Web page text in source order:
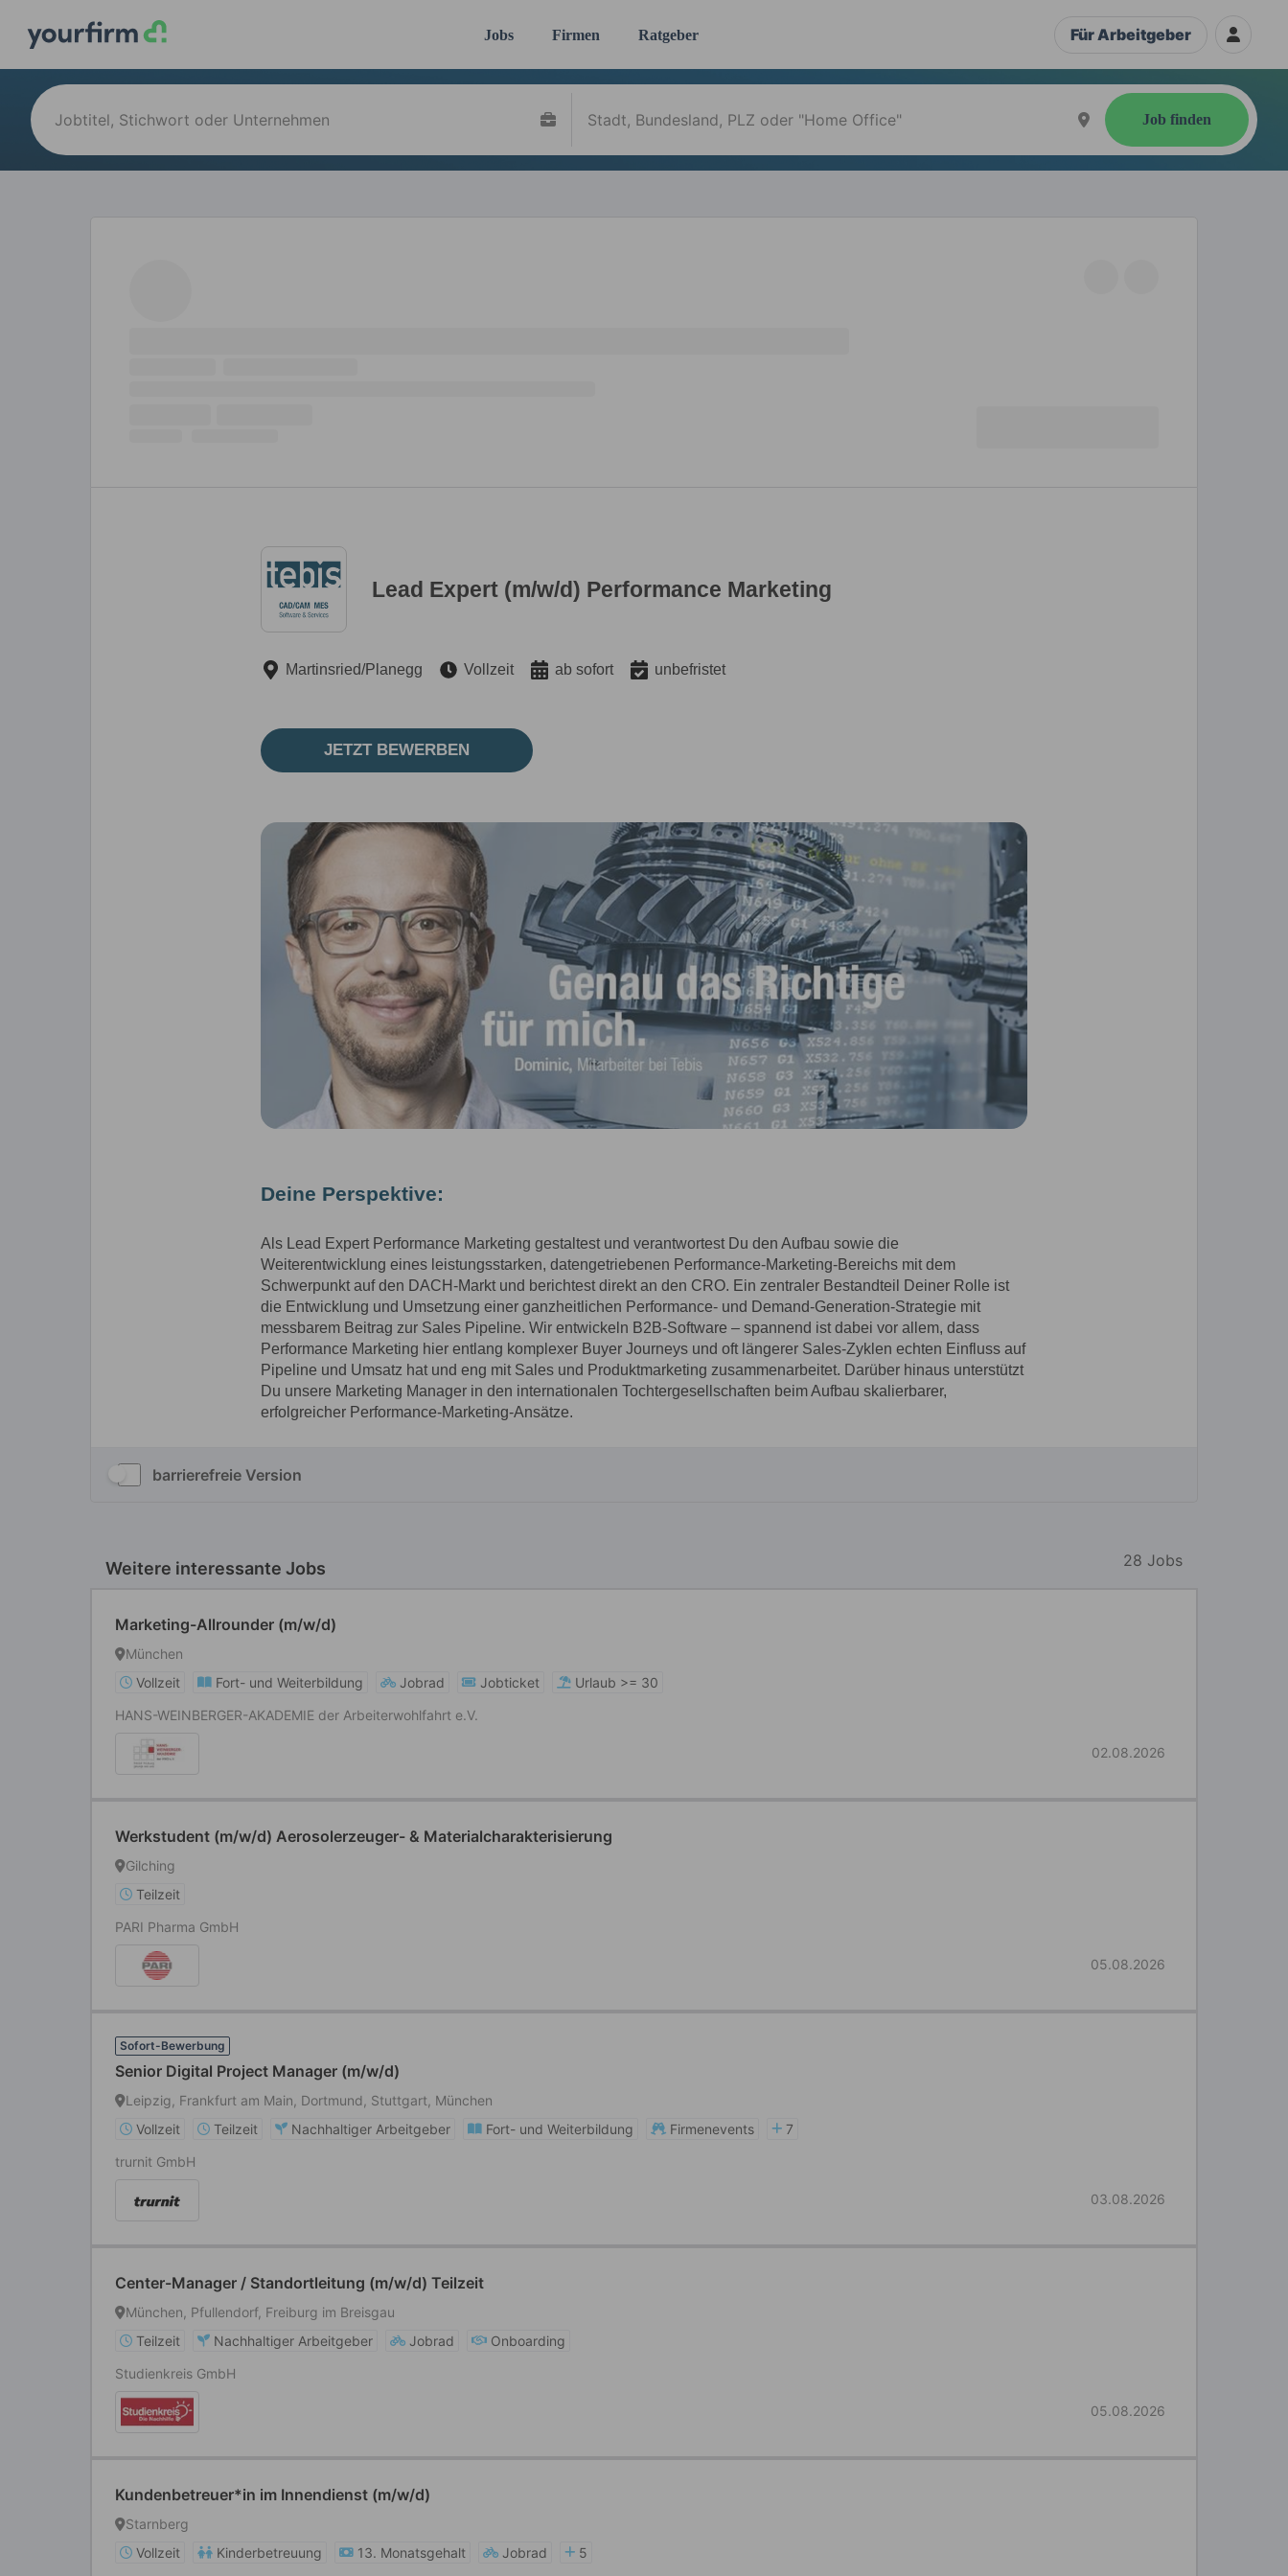
Jobs Firmen Ratgeber Für Arbeitgeber
Job finden
barrierefreie Version
Weitere interessante Jobs 28 Jobs
Marketing-Allrounder (m/w/d)
München
Vollzeit
Fort- und Weiterbildung Jobrad Jobticket
Urlaub >= 30
HANS-WEINBERGER-AKADEMIE der Arbeiterwohlfahrt e.V.
02.08.2026
Werkstudent (m/w/d) Aerosolerzeuger- & Materialcharakterisierung
Gilching
Teilzeit
PARI Pharma GmbH
05.08.2026
Sofort-Bewerbung
Senior Digital Project Manager (m/w/d)
Leipzig, Frankfurt am Main, Dortmund, Stuttgart, München
Vollzeit
Teilzeit Nachhaltiger Arbeitgeber Fort- und Weiterbildung Firmenevents
7
trurnit GmbH
03.08.2026
Center-Manager / Standortleitung (m/w/d) Teilzeit
München, Pfullendorf, Freiburg im Breisgau
Teilzeit
Nachhaltiger Arbeitgeber Jobrad
Onboarding
Studienkreis GmbH
05.08.2026
Kundenbetreuer*in im Innendienst (m/w/d)
Starnberg
Vollzeit
Kinderbetreuung 13. Monatsgehalt Jobrad 5